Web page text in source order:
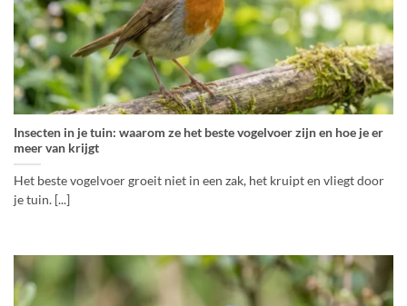
Insecten in je tuin: waarom ze het beste vogelvoer zijn en hoe je er
meer van krijgt
Het beste vogelvoer groeit niet in een zak, het kruipt en vliegt door
je tuin. [...]